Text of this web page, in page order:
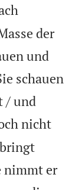
der
und
schauen
/ und
nicht
nimmt er